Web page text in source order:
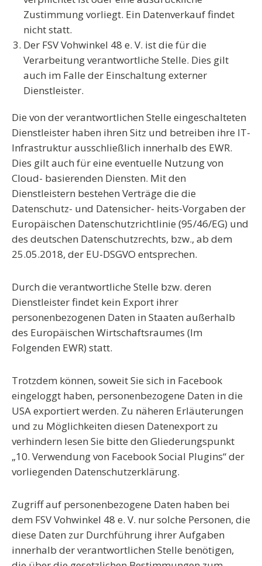
Zustimmung vorliegt. Ein Datenverkauf findet
nicht statt.
Der FSV Vohwinkel 48 e. V. ist die für die
Verarbeitung verantwortliche Stelle. Dies gilt
auch im Falle der Einschaltung externer
Dienstleister.
Die von der verantwortlichen Stelle eingeschalteten
Dienstleister haben ihren Sitz und betreiben ihre IT-
Infrastruktur ausschließlich innerhalb des EWR.
Dies gilt auch für eine eventuelle Nutzung von
Cloud- basierenden Diensten. Mit den
Dienstleistern bestehen Verträge die die
Datenschutz- und Datensicher- heits-Vorgaben der
Europäischen Datenschutzrichtlinie (95/46/EG) und
des deutschen Datenschutzrechts, bzw., ab dem
25.05.2018, der EU-DSGVO entsprechen.
Durch die verantwortliche Stelle bzw. deren
Dienstleister findet kein Export ihrer
personenbezogenen Daten in Staaten außerhalb
des Europäischen Wirtschaftsraumes (Im
Folgenden EWR) statt.
Trotzdem können, soweit Sie sich in Facebook
eingeloggt haben, personenbezogene Daten in die
USA exportiert werden. Zu näheren Erläuterungen
und zu Möglichkeiten diesen Datenexport zu
verhindern lesen Sie bitte den Gliederungspunkt
„10. Verwendung von Facebook Social Plugins“ der
vorliegenden Datenschutzerklärung.
Zugriff auf personenbezogene Daten haben bei
dem FSV Vohwinkel 48 e. V. nur solche Personen, die
diese Daten zur Durchführung ihrer Aufgaben
innerhalb der verantwortlichen Stelle benötigen,